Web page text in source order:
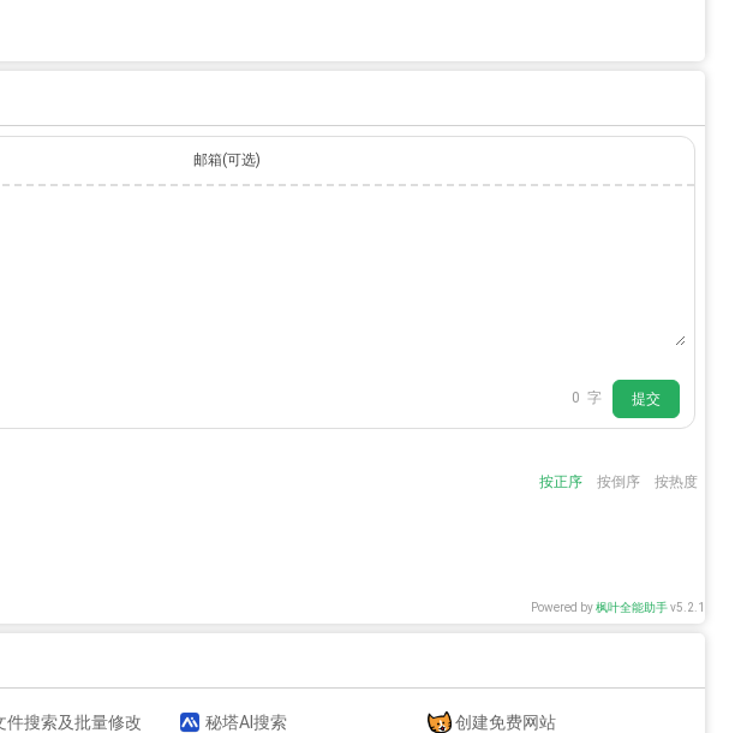
邮箱(可选)
0 字 提交
按正序 按倒序 按热度
Powered by枫叶全能助手v5.2.1
件搜索及批量修改 秘塔AI搜索 创建免费网站